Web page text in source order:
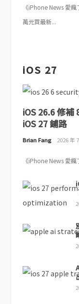
《iPhone News 愛
萬元買最新...
iOS 27
iOS 26.6 修補
iOS 27 鋪路
Brian Fang 2026 年
《iPhone News 愛